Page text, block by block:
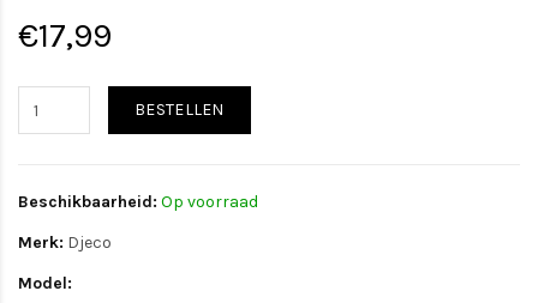
€17,99
BESTELLEN
Beschikbaarheid: Op voorraad
Merk: Djeco
Model: